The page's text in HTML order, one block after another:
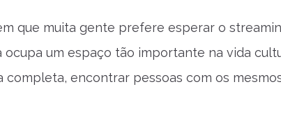
que muita gente prefere esperar o
ocupa um espaço tão importante na vida
completa, encontrar pessoas com os